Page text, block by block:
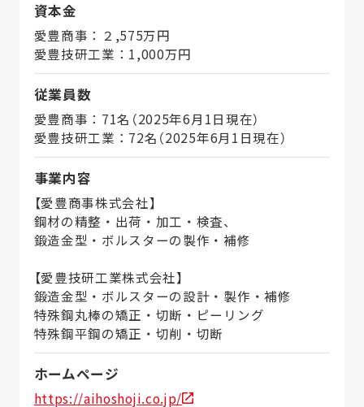
資本金
愛豊商事：２,575万円
愛豊技研工業：1,000万円
従業員数
愛豊商事：71名（2025年6月1日現在）
愛豊技研工業：72名（2025年6月1日現在）
事業内容
【愛豊商事株式会社】
鋼材の精整・出荷・加工・検査、
鍛造金型・ボルスターの製作・補修
【愛豊技研工業株式会社】
鍛造金型・ボルスターの設計・製作・補修
特殊鋼丸棒の矯正・切断・ピーリング
特殊鋼平鋼の矯正・切削・切断
ホームページ
https://aihoshoji.co.jp/